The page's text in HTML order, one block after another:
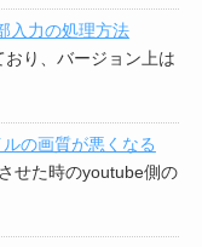
入力の処理方法
り、バージョン上は
の画質が悪くなる
せた時のyoutube側の